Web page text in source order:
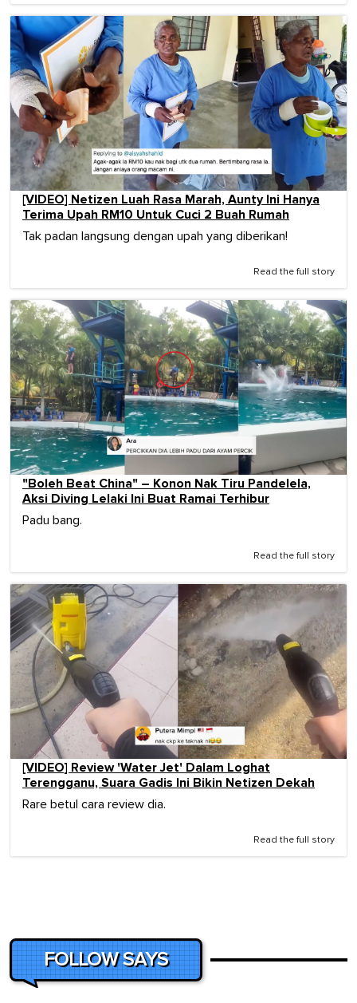
[VIDEO] Netizen Luah Rasa Marah, Aunty Ini Hanya
Terima Upah RM10 Untuk Cuci 2 Buah Rumah
Tak padan langsung dengan upah yang diberikan!
Read the full story
"Boleh Beat China" – Konon Nak Tiru Pandelela,
Aksi Diving Lelaki Ini Buat Ramai Terhibur
Padu bang.
Read the full story
[VIDEO] Review 'Water Jet' Dalam Loghat
Terengganu, Suara Gadis Ini Bikin Netizen Dekah
Rare betul cara review dia.
Read the full story
FOLLOW SAYS